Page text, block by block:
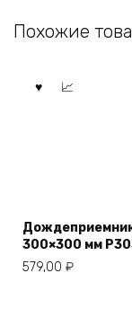
Похожие
300×300 мм
579,00 ₽